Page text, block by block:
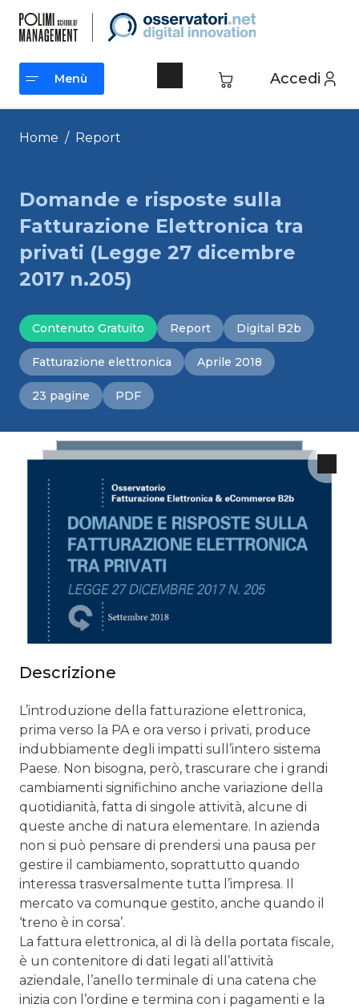
contenuto
Accedi
Menù
Menù
Home / Report
Domande e risposte sulla
Fatturazione Elettronica tra
privati (Legge 27 dicembre
2017 n.205)
Contenuto Gratuito Report Digital B2b
Fatturazione elettronica Aprile 2018
23 pagine PDF
Descrizione
L’introduzione della fatturazione elettronica,
prima verso la PA e ora verso i privati, produce
indubbiamente degli impatti sull’intero sistema
Paese. Non bisogna, però, trascurare che i grandi
cambiamenti significhino anche variazione della
quotidianità, fatta di singole attività, alcune di
queste anche di natura elementare. In azienda
non si può pensare di prendersi una pausa per
gestire il cambiamento, soprattutto quando
interessa trasversalmente tutta l’impresa. Il
mercato va comunque gestito, anche quando il
‘treno è in corsa’.
La fattura elettronica, al di là della portata fiscale,
è un contenitore di dati legati all’attività
aziendale, l’anello terminale di una catena che
inizia con l’ordine e termina con i pagamenti e la